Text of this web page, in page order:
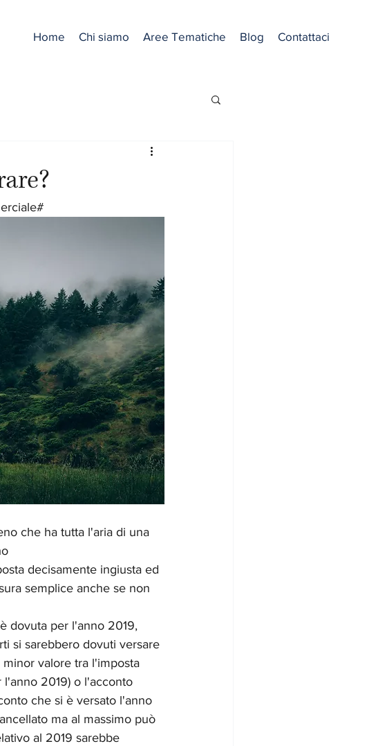
Home Chi siamo Aree Tematiche Blog Contattaci
che ha tutta l'aria di una
decisamente ingiusta ed
semplice anche se non
dovuta per l'anno 2019,
si sarebbero dovuti versare
valore tra l'imposta
l'anno 2019) o l'acconto
che si è versato l'anno
ma al massimo può
al 2019 sarebbe